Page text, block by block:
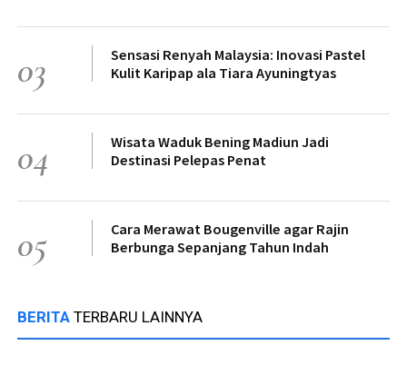
03
Sensasi Renyah Malaysia: Inovasi Pastel
Kulit Karipap ala Tiara Ayuningtyas
04
Wisata Waduk Bening Madiun Jadi
Destinasi Pelepas Penat
05
Cara Merawat Bougenville agar Rajin
Berbunga Sepanjang Tahun Indah
BERITA TERBARU LAINNYA